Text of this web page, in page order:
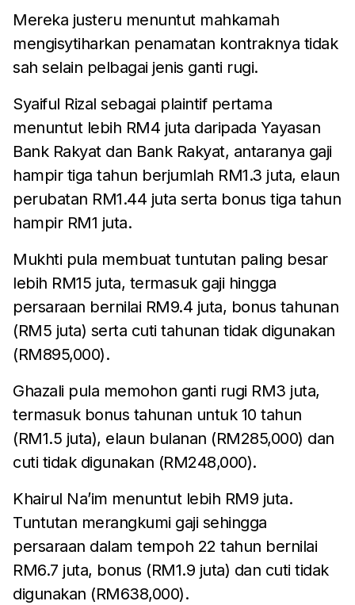
Mereka justeru menuntut mahkamah
mengisytiharkan penamatan kontraknya tidak
sah selain pelbagai jenis ganti rugi.
Syaiful Rizal sebagai plaintif pertama
menuntut lebih RM4 juta daripada Yayasan
Bank Rakyat dan Bank Rakyat, antaranya gaji
hampir tiga tahun berjumlah RM1.3 juta, elaun
perubatan RM1.44 juta serta bonus tiga tahun
hampir RM1 juta.
Mukhti pula membuat tuntutan paling besar
lebih RM15 juta, termasuk gaji hingga
persaraan bernilai RM9.4 juta, bonus tahunan
(RM5 juta) serta cuti tahunan tidak digunakan
(RM895,000).
Ghazali pula memohon ganti rugi RM3 juta,
termasuk bonus tahunan untuk 10 tahun
(RM1.5 juta), elaun bulanan (RM285,000) dan
cuti tidak digunakan (RM248,000).
Khairul Na’im menuntut lebih RM9 juta.
Tuntutan merangkumi gaji sehingga
persaraan dalam tempoh 22 tahun bernilai
RM6.7 juta, bonus (RM1.9 juta) dan cuti tidak
digunakan (RM638,000).